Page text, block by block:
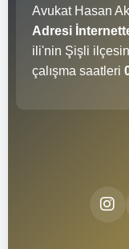
Avukat Hasan
Adresi
ili'nin Şişli
çalışma saatleri